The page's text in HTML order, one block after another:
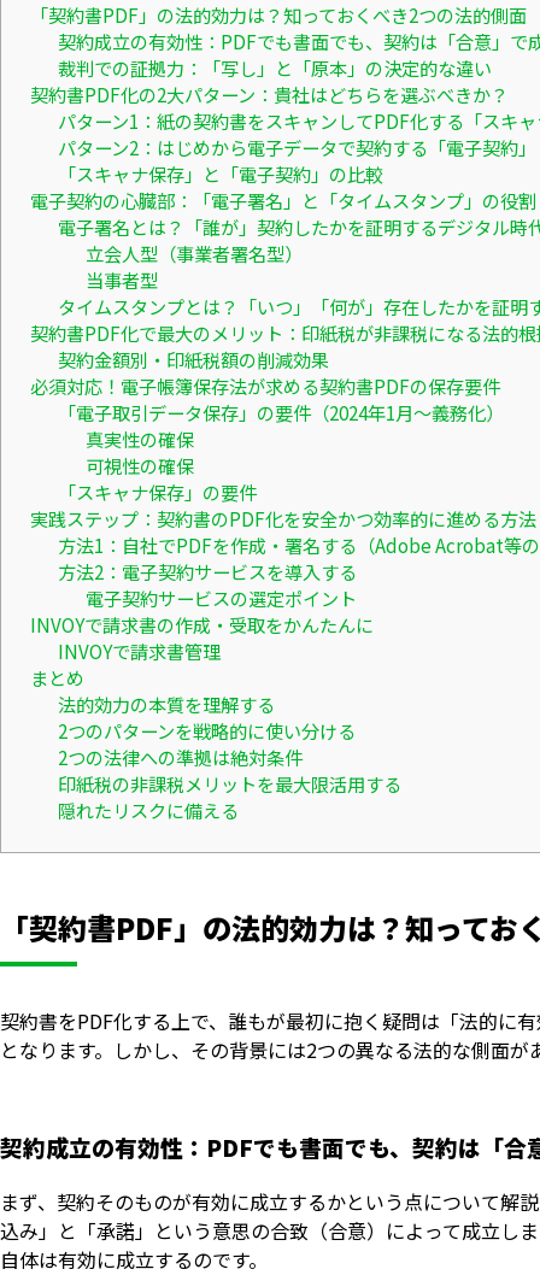
「契約書PDF」の法的効力は？知っておくべき2つの法的側面
契約成立の有効性：PDFでも書面でも、契約は「合意」で
裁判での証拠力：「写し」と「原本」の決定的な違い
契約書PDF化の2大パターン：貴社はどちらを選ぶべきか？
パターン1：紙の契約書をスキャンしてPDF化する「スキ
パターン2：はじめから電子データで契約する「電子契約」
「スキャナ保存」と「電子契約」の比較
電子契約の心臓部：「電子署名」と「タイムスタンプ」の役割
電子署名とは？「誰が」契約したかを証明するデジタル時
立会人型（事業者署名型）
当事者型
タイムスタンプとは？「いつ」「何が」存在したかを証明
契約書PDF化で最大のメリット：印紙税が非課税になる法的
契約金額別・印紙税額の削減効果
必須対応！電子帳簿保存法が求める契約書PDFの保存要件
「電子取引データ保存」の要件（2024年1月〜義務化）
真実性の確保
可視性の確保
「スキャナ保存」の要件
実践ステップ：契約書のPDF化を安全かつ効率的に進める方法
方法1：自社でPDFを作成・署名する（Adobe Acrobat等
方法2：電子契約サービスを導入する
電子契約サービスの選定ポイント
INVOYで請求書の作成・受取をかんたんに
INVOYで請求書管理
まとめ
法的効力の本質を理解する
2つのパターンを戦略的に使い分ける
2つの法律への準拠は絶対条件
印紙税の非課税メリットを最大限活用する
隠れたリスクに備える
「契約書PDF」の法的効力は？知って
契約書をPDF化する上で、誰もが最初に抱く疑問は「法的に
となります。しかし、その背景には2つの異なる法的な側面
契約成立の有効性：PDFでも書面でも、契約は「合
まず、契約そのものが有効に成立するかという点について解
込み」と「承諾」という意思の合致（合意）によって成立し
自体は有効に成立するのです。